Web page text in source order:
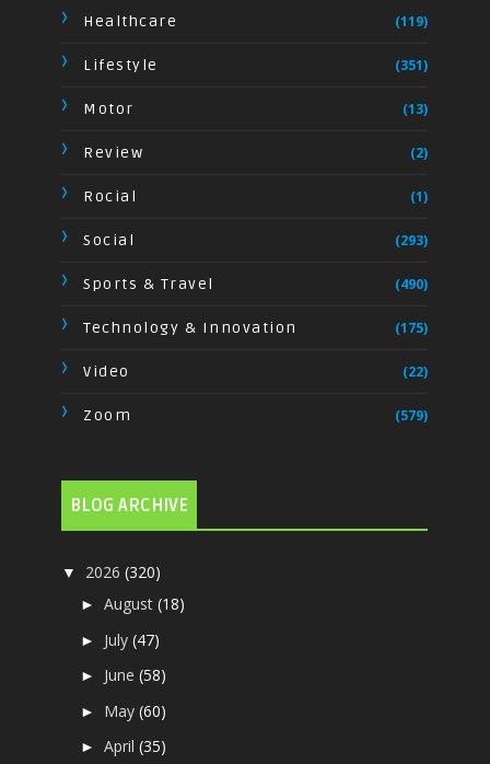
Healthcare (119)
Lifestyle (351)
Motor (13)
Review (2)
Rocial (1)
Social (293)
Sports & Travel (490)
Technology & Innovation (175)
Video (22)
Zoom (579)
BLOG ARCHIVE
▼ 2026(320)
►August(18)
► July(47)
► June(58)
► May(60)
►April(35)